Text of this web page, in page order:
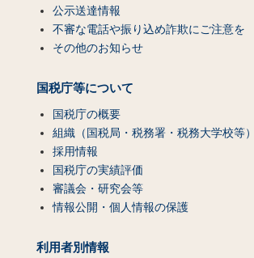
公示送達情報
不審な電話や振り込め詐欺にご注意を
その他のお知らせ
国税庁等について
国税庁の概要
組織（国税局・税務署・税務大学校等）
採用情報
国税庁の実績評価
審議会・研究会等
情報公開・個人情報の保護
利用者別情報